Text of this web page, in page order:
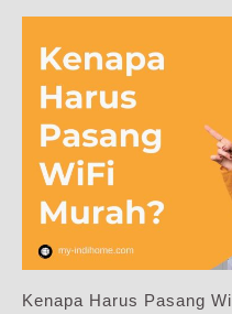
Kenapa Harus Pasang